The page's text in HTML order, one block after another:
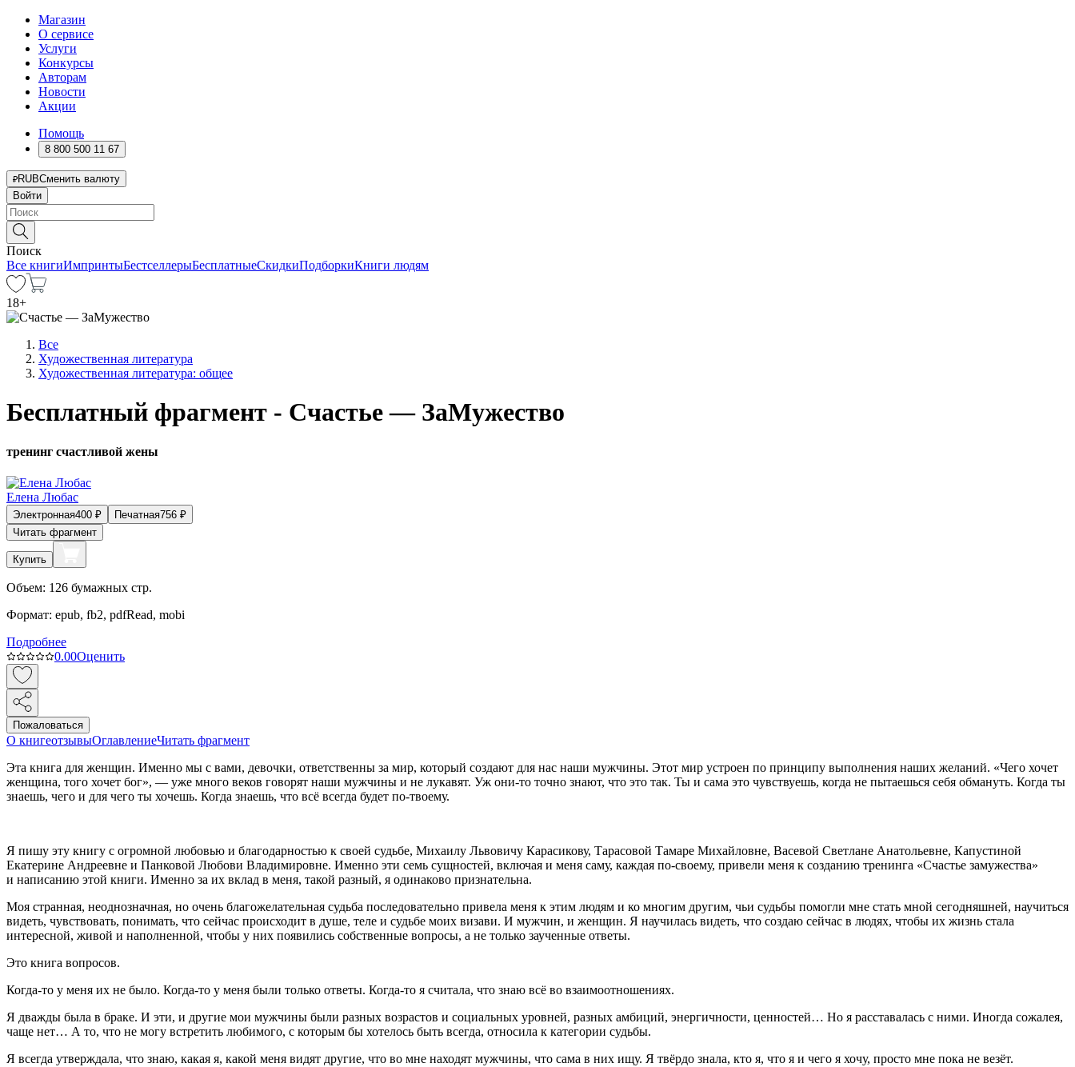
Магазин
О сервисе
Услуги
Конкурсы
Авторам
Новости
Акции
Помощь
8 800 500 11 67
RUBСменить валюту
Войти
Поиск
Все книгиИмпринтыБестселлерыБесплатныеСкидкиПодборкиКниги людям
18+
Все
Художественная литература
Художественная литература: общее
Бесплатный фрагмент - Счастье — ЗаМужество
тренинг счастливой жены
Елена Любас
Электронная400 ₽ Печатная756 ₽
Читать фрагмент
Купить
Объем: 126 бумажных стр.
Формат: epub, fb2, pdfRead, mobi
Подробнее
0.00Оценить
Пожаловаться
О книгеотзывыОглавлениеЧитать фрагмент
Эта книга для женщин. Именно мы с вами, девочки, ответственны за мир, который создают для нас наши мужчины. Этот мир устроен по принципу выполнения наших желаний. «Чего хочет
женщина, того хочет бог», — уже много веков говорят наши мужчины и не лукавят. Уж они-то точно знают, что это так. Ты и сама это чувствуешь, когда не пытаешься себя обмануть. Когда ты
знаешь, чего и для чего ты хочешь. Когда знаешь, что всё всегда будет по-твоему.
Я пишу эту книгу с огромной любовью и благодарностью к своей судьбе, Михаилу Львовичу Карасикову, Тарасовой Тамаре Михайловне, Васевой Светлане Анатольевне, Капустиной
Екатерине Андреевне и Панковой Любови Владимировне. Именно эти семь сущностей, включая и меня саму, каждая по-своему, привели меня к созданию тренинга «Счастье замужества»
и написанию этой книги. Именно за их вклад в меня, такой разный, я одинаково признательна.
Моя странная, неоднозначная, но очень благожелательная судьба последовательно привела меня к этим людям и ко многим другим, чьи судьбы помогли мне стать мной сегодняшней, научиться
видеть, чувствовать, понимать, что сейчас происходит в душе, теле и судьбе моих визави. И мужчин, и женщин. Я научилась видеть, что создаю сейчас в людях, чтобы их жизнь стала
интересной, живой и наполненной, чтобы у них появились собственные вопросы, а не только заученные ответы.
Это книга вопросов.
Когда-то у меня их не было. Когда-то у меня были только ответы. Когда-то я считала, что знаю всё во взаимоотношениях.
Я дважды была в браке. И эти, и другие мои мужчины были разных возрастов и социальных уровней, разных амбиций, энергичности, ценностей… Но я расставалась с ними. Иногда сожалея,
чаще нет… А то, что не могу встретить любимого, с которым бы хотелось быть всегда, относила к категории судьбы.
Я всегда утверждала, что знаю, какая я, какой меня видят другие, что во мне находят мужчины, что сама в них ищу. Я твёрдо знала, кто я, что я и чего я хочу, просто мне пока не везёт.